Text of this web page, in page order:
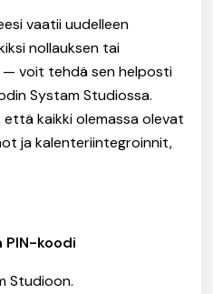
vaatii uudelleen
nollauksen tai
— voit tehdä sen helposti
Systam Studiossa.
kaikki olemassa olevat
ja kalenteriintegroinnit,
PIN-koodi
Studioon.